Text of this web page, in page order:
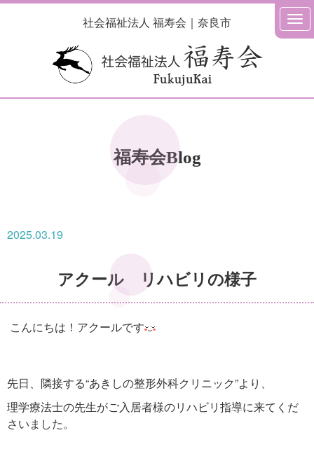
社会福祉法人 福寿会｜奈良市
福寿会Blog
2025.03.19
アクール リハビリの様子
こんにちは！アクールです
先日、隣接する“あきしの整形外科クリニック”より、
理学療法士の先生がご入居者様のリハビリ指導に来てくだ
さいました。